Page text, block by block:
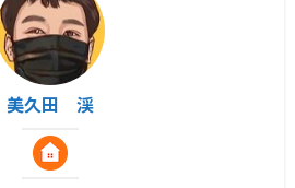
美久田 渓